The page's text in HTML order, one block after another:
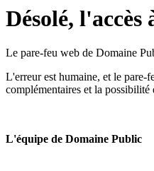
Désolé, l'accès
Le pare-feu web de Domaine
L'erreur est humaine, et le pare-
complémentaires et la possibilité
L'équipe de Domaine Public